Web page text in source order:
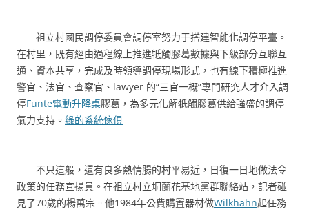
祖立村國民調停委員會調停室努力于搭建智能化調停平臺。
在村里，既有經由過程線上推進牴觸膠葛數據與下級部分互聯互
通、資本共享，完成及時領導調停現場形式，也有線下積極推進
警官、法官、查察官、lawyer 的“三官一概”專門研究人才介入調
停Funte電動升降桌膠葛，為多元化解牴觸膠葛供給強盛的調停
氣力支持。 綠的系統傢俱
不只這般，還有良多熱情腸的村平易近，日復一日地做法令
政策的任務宣揚員。在祖立村立垌蘭花基地黨群聯絡站，記者碰
見了70歲的楊萬宗。他1984年公費購置器材做Wilkhahn起任務